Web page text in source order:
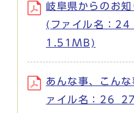
岐阜県からのお
(ファイル名：
1.51MB)
あんな事、こん
ァイル名：